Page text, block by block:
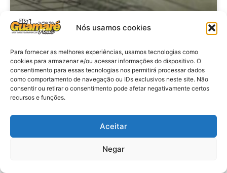
Nós usamos cookies
Para fornecer as melhores experiências, usamos tecnologias como
cookies para armazenar e/ou acessar informações do dispositivo. O
consentimento para essas tecnologias nos permitirá processar dados
como comportamento de navegação ou IDs exclusivos neste site. Não
consentir ou retirar o consentimento pode afetar negativamente certos
recursos e funções.
Aceitar
Negar
Brasil: Policia Federal investiga
753 casos de crimes eleitorais
antes das eleições